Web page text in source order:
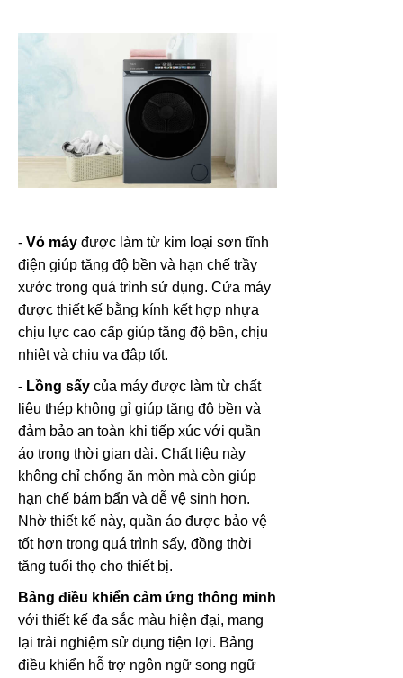
- Vỏ máy được làm từ kim loại sơn tĩnh
điện giúp tăng độ bền và hạn chế trầy
xước trong quá trình sử dụng. Cửa máy
được thiết kế bằng kính kết hợp nhựa
chịu lực cao cấp giúp tăng độ bền, chịu
nhiệt và chịu va đập tốt.
- Lồng sấy của máy được làm từ chất
liệu thép không gỉ giúp tăng độ bền và
đảm bảo an toàn khi tiếp xúc với quần
áo trong thời gian dài. Chất liệu này
không chỉ chống ăn mòn mà còn giúp
hạn chế bám bẩn và dễ vệ sinh hơn.
Nhờ thiết kế này, quần áo được bảo vệ
tốt hơn trong quá trình sấy, đồng thời
tăng tuổi thọ cho thiết bị.
Bảng điều khiển cảm ứng thông minh
với thiết kế đa sắc màu hiện đại, mang
lại trải nghiệm sử dụng tiện lợi. Bảng
điều khiển hỗ trợ ngôn ngữ song ngữ